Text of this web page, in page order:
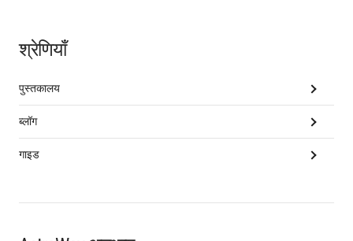
श्रेणियाँ
पुस्तकालय
ब्लॉग
गाइड